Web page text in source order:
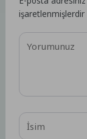
işaretlenmişlerdir